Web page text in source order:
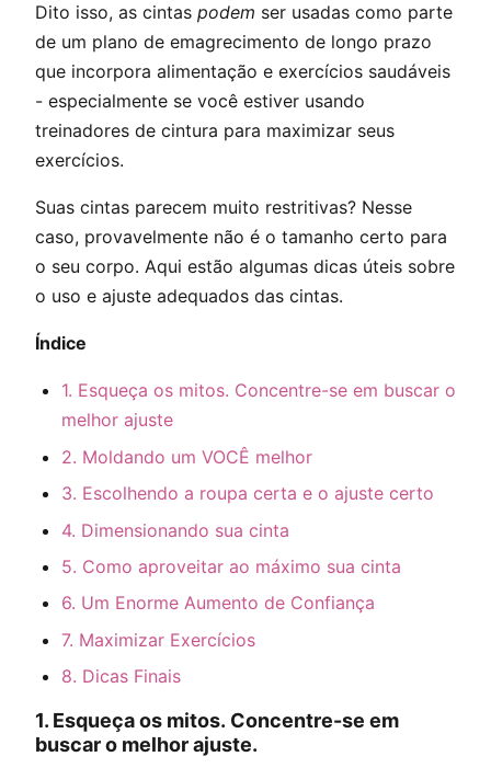
Dito isso, as cintas podem ser usadas ​​como parte
de um plano de emagrecimento de longo prazo
que incorpora alimentação e exercícios saudáveis ​​
- especialmente se você estiver usando
treinadores de cintura para maximizar seus
exercícios.
Suas cintas parecem muito restritivas? Nesse
caso, provavelmente não é o tamanho certo para
o seu corpo. Aqui estão algumas dicas úteis sobre
o uso e ajuste adequados das cintas.
Índice
1. Esqueça os mitos. Concentre-se em buscar o
melhor ajuste
2. Moldando um VOCÊ melhor
3. Escolhendo a roupa certa e o ajuste certo
4. Dimensionando sua cinta
5. Como aproveitar ao máximo sua cinta
6. Um Enorme Aumento de Confiança
7. Maximizar Exercícios
8. Dicas Finais
1. Esqueça os mitos. Concentre-se em
buscar o melhor ajuste.